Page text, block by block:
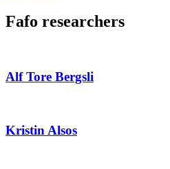
Fafo researchers
Alf Tore Bergsli
Kristin Alsos